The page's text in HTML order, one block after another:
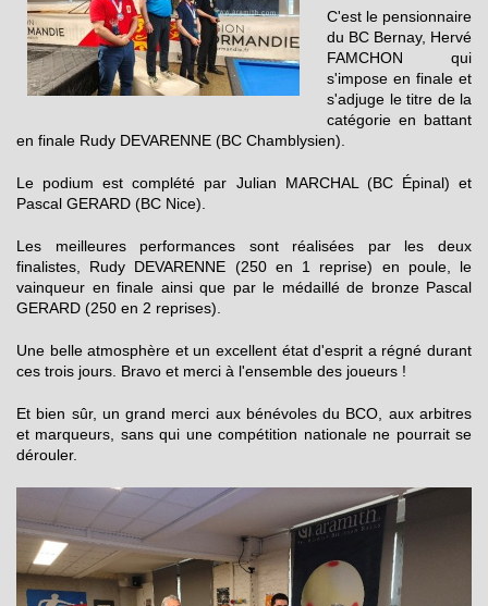
C'est le pensionnaire
du BC Bernay, Hervé
FAMCHON qui
s'impose en finale et
s'adjuge le titre de la
catégorie en battant
en finale Rudy DEVARENNE (BC Chamblysien).
Le podium est complété par Julian MARCHAL (BC Épinal) et
Pascal GERARD (BC Nice).
Les meilleures performances sont réalisées par les deux
finalistes, Rudy DEVARENNE (250 en 1 reprise) en poule, le
vainqueur en finale ainsi que par le médaillé de bronze Pascal
GERARD (250 en 2 reprises).
Une belle atmosphère et un excellent état d'esprit a régné durant
ces trois jours. Bravo et merci à l'ensemble des joueurs !
Et bien sûr, un grand merci aux bénévoles du BCO, aux arbitres
et marqueurs, sans qui une compétition nationale ne pourrait se
dérouler.